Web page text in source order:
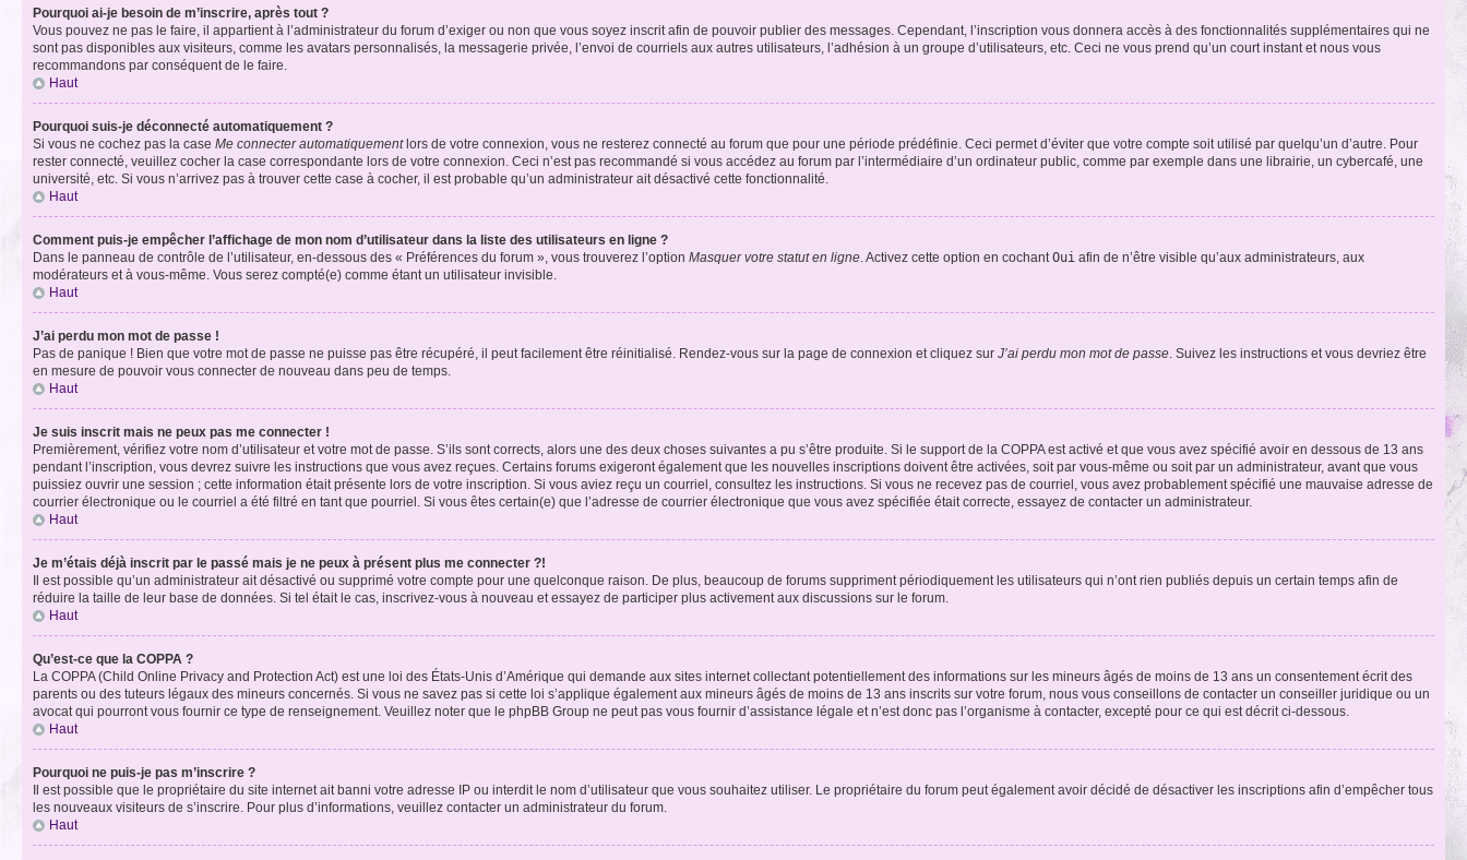
Pourquoi ai-je besoin de m’inscrire, après tout ?
Vous pouvez ne pas le faire, il appartient à l’administrateur du forum d’exiger ou non que vous soyez inscrit afin de pouvoir publier des messages. Cependant, l’inscription vous donnera accès à des fonctionnalités supplémentaires qui ne
sont pas disponibles aux visiteurs, comme les avatars personnalisés, la messagerie privée, l’envoi de courriels aux autres utilisateurs, l’adhésion à un groupe d’utilisateurs, etc. Ceci ne vous prend qu’un court instant et nous vous
recommandons par conséquent de le faire.
Haut
Pourquoi suis-je déconnecté automatiquement ?
Si vous ne cochez pas la case Me connecter automatiquementlors de votre connexion, vous ne resterez connecté au forum que pour une période prédéfinie. Ceci permet d’éviter que votre compte soit utilisé par quelqu’un d’autre. Pour
rester connecté, veuillez cocher la case correspondante lors de votre connexion. Ceci n’est pas recommandé si vous accédez au forum par l’intermédiaire d’un ordinateur public, comme par exemple dans une librairie, un cybercafé, une
université, etc. Si vous n’arrivez pas à trouver cette case à cocher, il est probable qu’un administrateur ait désactivé cette fonctionnalité.
Haut
Comment puis-je empêcher l’affichage de mon nom d’utilisateur dans la liste des utilisateurs en ligne ?
Dans le panneau de contrôle de l’utilisateur, en-dessous des « Préférences du forum », vous trouverez l’option Masquer votre statut en ligne. Activez cette option en cochantOui afin de n’être visible qu’aux administrateurs, aux
modérateurs et à vous-même. Vous serez compté(e) comme étant un utilisateur invisible.
Haut
J’ai perdu mon mot de passe !
Pas de panique ! Bien que votre mot de passe ne puisse pas être récupéré, il peut facilement être réinitialisé. Rendez-vous sur la page de connexion et cliquez sur J’ai perdu mon mot de passe. Suivez les instructions et vous devriez être
en mesure de pouvoir vous connecter de nouveau dans peu de temps.
Haut
Je suis inscrit mais ne peux pas me connecter !
Premièrement, vérifiez votre nom d’utilisateur et votre mot de passe. S’ils sont corrects, alors une des deux choses suivantes a pu s’être produite. Si le support de la COPPA est activé et que vous avez spécifié avoir en dessous de 13 ans
pendant l’inscription, vous devrez suivre les instructions que vous avez reçues. Certains forums exigeront également que les nouvelles inscriptions doivent être activées, soit par vous-même ou soit par un administrateur, avant que vous
puissiez ouvrir une session ; cette information était présente lors de votre inscription. Si vous aviez reçu un courriel, consultez les instructions. Si vous ne recevez pas de courriel, vous avez probablement spécifié une mauvaise adresse de
courrier électronique ou le courriel a été filtré en tant que pourriel. Si vous êtes certain(e) que l’adresse de courrier électronique que vous avez spécifiée était correcte, essayez de contacter un administrateur.
Haut
Je m’étais déjà inscrit par le passé mais je ne peux à présent plus me connecter ?!
Il est possible qu’un administrateur ait désactivé ou supprimé votre compte pour une quelconque raison. De plus, beaucoup de forums suppriment périodiquement les utilisateurs qui n’ont rien publiés depuis un certain temps afin de
réduire la taille de leur base de données. Si tel était le cas, inscrivez-vous à nouveau et essayez de participer plus activement aux discussions sur le forum.
Haut
Qu’est-ce que la COPPA ?
La COPPA (Child Online Privacy and Protection Act) est une loi des États-Unis d’Amérique qui demande aux sites internet collectant potentiellement des informations sur les mineurs âgés de moins de 13 ans un consentement écrit des
parents ou des tuteurs légaux des mineurs concernés. Si vous ne savez pas si cette loi s’applique également aux mineurs âgés de moins de 13 ans inscrits sur votre forum, nous vous conseillons de contacter un conseiller juridique ou un
avocat qui pourront vous fournir ce type de renseignement. Veuillez noter que le phpBB Group ne peut pas vous fournir d’assistance légale et n’est donc pas l’organisme à contacter, excepté pour ce qui est décrit ci-dessous.
Haut
Pourquoi ne puis-je pas m’inscrire ?
Il est possible que le propriétaire du site internet ait banni votre adresse IP ou interdit le nom d’utilisateur que vous souhaitez utiliser. Le propriétaire du forum peut également avoir décidé de désactiver les inscriptions afin d’empêcher tous
les nouveaux visiteurs de s’inscrire. Pour plus d’informations, veuillez contacter un administrateur du forum.
Haut